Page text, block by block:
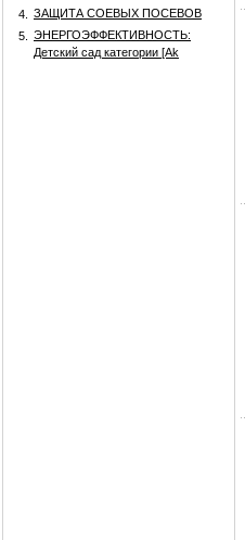
4.
ЗАЩИТА СОЕВЫХ ПОСЕВОВ
5.
ЭНЕРГОЭФФЕКТИВНОСТЬ:
Детский сад категории [Аk